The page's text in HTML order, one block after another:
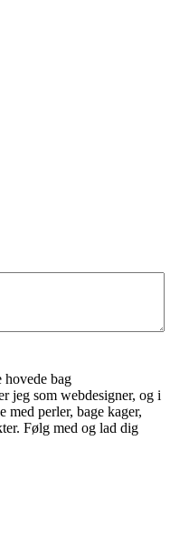
hovede bag
jeg som webdesigner, og i
med perler, bage kager,
Følg med og lad dig